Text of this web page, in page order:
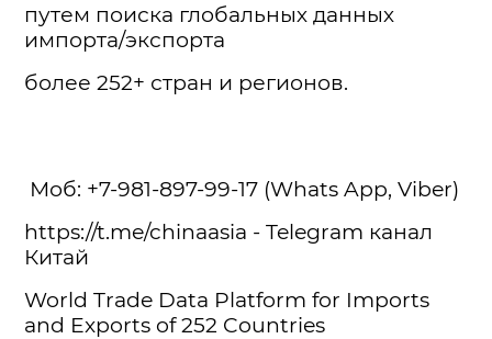
путем поиска глобальных данных
импорта/экспорта
более 252+ стран и регионов.
Моб: +7-981-897-99-17 (Whats App, Viber)
https://t.me/chinaasia - Telegram канал
Китай
World Trade Data Platform for Imports
and Exports of 252 Countries